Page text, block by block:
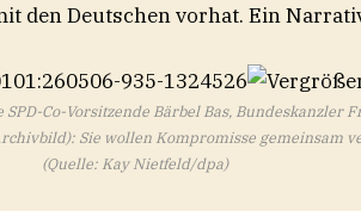
den Deutschen vorhat. Ein
SPD-Co-Vorsitzende Bärbel Bas, Bundeskanzler
Sie wollen Kompromisse gemeinsam
(Quelle: Kay Nietfeld/dpa)